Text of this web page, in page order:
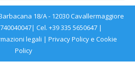
Barbacana 18/A - 12030 Cavallermaggiore
Cel. +39 335 5650647 |
legali | Privacy Policye Cookie
Policy